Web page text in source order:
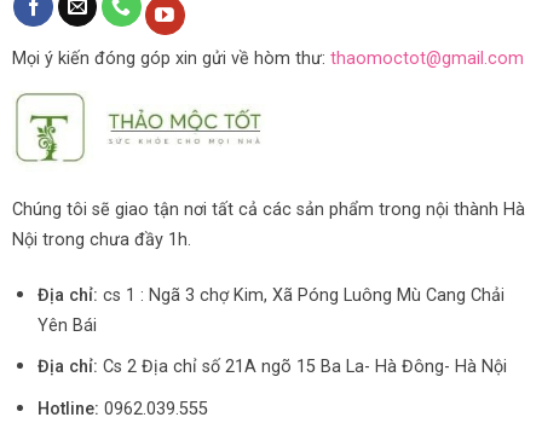
Mọi ý kiến đóng góp xin gửi về hòm thư: thaomoctot@gmail.com
Chúng tôi sẽ giao tận nơi tất cả các sản phẩm trong nội thành Hà
Nội trong chưa đầy 1h.
Địa chỉ: cs 1 : Ngã 3 chợ Kim, Xã Póng Luông Mù Cang Chải
Yên Bái
Địa chỉ: Cs 2 Địa chỉ số 21A ngõ 15 Ba La- Hà Đông- Hà Nội
Hotline: 0962.039.555